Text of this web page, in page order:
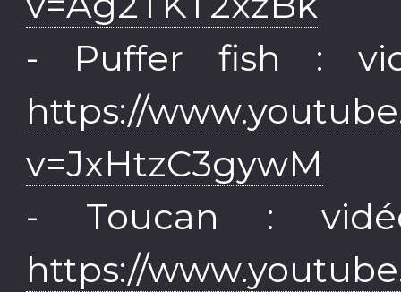
- Puffer fish :
https://
v=JxHtzC3gywM
- Toucan :
https://